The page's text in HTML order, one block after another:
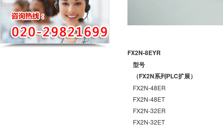
FX2N-8EYR
型号
（FX2N系列PLC扩展）
FX2N-48ER
FX2N-48ET
FX2N-32ER
FX2N-32ET